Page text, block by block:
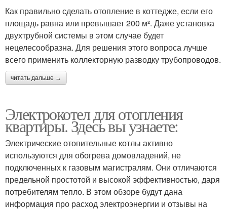
Как правильно сделать отопление в коттедже, если его
площадь равна или превышает 200 м². Даже установка
двухтрубной системы в этом случае будет
нецелесообразна. Для решения этого вопроса лучше
всего применить коллекторную разводку трубопроводов.
читать дальше →
Электрокотел для отопления
квартиры. Здесь вы узнаете:
Электрические отопительные котлы активно
используются для обогрева домовладений, не
подключенных к газовым магистралям. Они отличаются
предельной простотой и высокой эффективностью, даря
потребителям тепло. В этом обзоре будут дана
информация про расход электроэнергии и отзывы на